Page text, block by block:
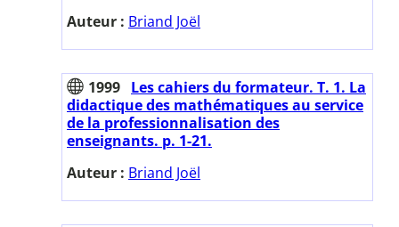
Auteur : Briand Joël
1999 Les cahiers du formateur. T. 1. La
didactique des mathématiques au service
de la professionnalisation des
enseignants. p. 1-21.
Auteur : Briand Joël